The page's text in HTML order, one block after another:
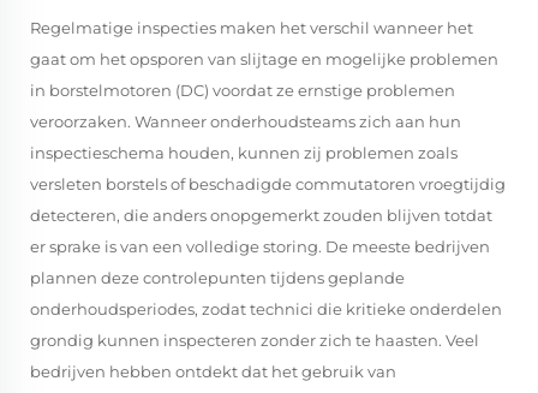
Regelmatige inspecties maken het verschil wanneer het
gaat om het opsporen van slijtage en mogelijke problemen
in borstelmotoren (DC) voordat ze ernstige problemen
veroorzaken. Wanneer onderhoudsteams zich aan hun
inspectieschema houden, kunnen zij problemen zoals
versleten borstels of beschadigde commutatoren vroegtijdig
detecteren, die anders onopgemerkt zouden blijven totdat
er sprake is van een volledige storing. De meeste bedrijven
plannen deze controlepunten tijdens geplande
onderhoudsperiodes, zodat technici die kritieke onderdelen
grondig kunnen inspecteren zonder zich te haasten. Veel
bedrijven hebben ontdekt dat het gebruik van